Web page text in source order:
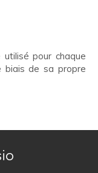
pour chaque
biais de sa propre